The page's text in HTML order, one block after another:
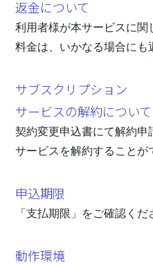
返金について
利用者様が本サービスに関
料金は、いかなる場合にも
サブスクリプション
サービスの解約について
契約変更申込書にて解約申
サービスを解約することが
申込期限
「支払期限」をご確認くだ
動作環境